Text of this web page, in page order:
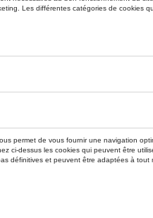
n'est actuellement pas de
Vérifiez la
à nul autre pareil qui